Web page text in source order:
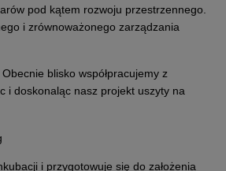
pod kątem rozwoju przestrzennego.
i zrównoważonego zarządzania
blisko współpracujemy z
i doskonaląc nasz projekt uszyty na
i przygotowuje się do założenia